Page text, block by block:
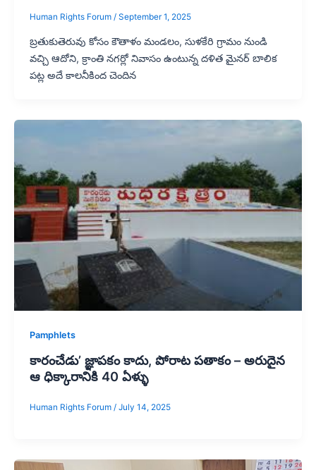
Human Rights Forum / September 1, 2025
బ్రతుకుతెరువు కోసం కౌతాళం మండలం, సుళకేరి గ్రామం నుండి
వచ్చి ఆదోని, క్రాంతి నగర్లో నివాసం ఉంటున్న దళిత మైనర్ బాలిక
పట్ల అదే కాలనీకింద చెందిన
Pamphlets
కారంచేడు’ జ్ఞాపకం కాదు, పోరాట పతాకం – అరుదైన
ఆ ధిక్కారానికి 40 ఏళ్ళు
Human Rights Forum / July 14, 2025